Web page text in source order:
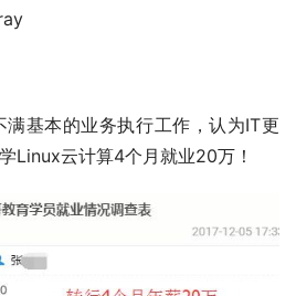
满基本的业务执行工作，认为IT更
Linux云计算4个月就业20万！